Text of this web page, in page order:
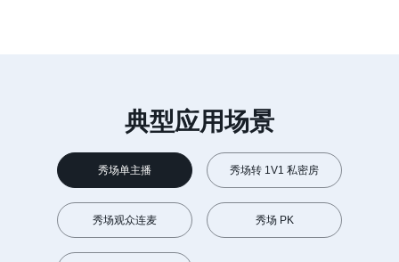
典型应用场景
秀场单主播 秀场转 1V1 私密房
秀场观众连麦 秀场 PK